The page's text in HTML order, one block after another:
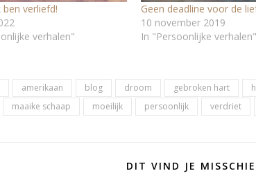
verliefd!
verhalen"
Geen deadline voor de
10 november 2019
In "Persoonlijke verhalen"
amerikaan blog droom gebroken hart
maaike schaap moeilijk persoonlijk verdriet
DIT VIND JE